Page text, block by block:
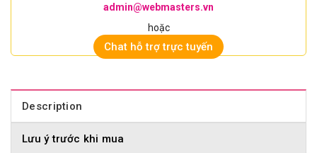
admin@webmasters.vn
hoặc
Chat hỗ trợ trực tuyến
Description
Lưu ý trước khi mua